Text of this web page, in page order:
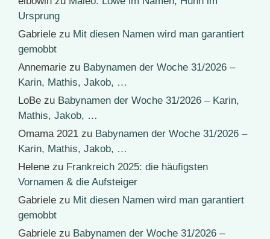
Ursprung
Gabriele zu Mit diesen Namen wird man garantiert
gemobbt
Annemarie zu Babynamen der Woche 31/2026 –
Karin, Mathis, Jakob, …
LoBe zu Babynamen der Woche 31/2026 – Karin,
Mathis, Jakob, …
Omama 2021 zu Babynamen der Woche 31/2026 –
Karin, Mathis, Jakob, …
Helene zu Frankreich 2025: die häufigsten
Vornamen & die Aufsteiger
Gabriele zu Mit diesen Namen wird man garantiert
gemobbt
Gabriele zu Babynamen der Woche 31/2026 –